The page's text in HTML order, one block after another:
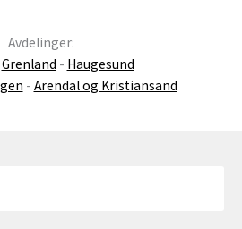
Avdelinger:
Grenland - Haugesund
- Arendal og Kristiansand